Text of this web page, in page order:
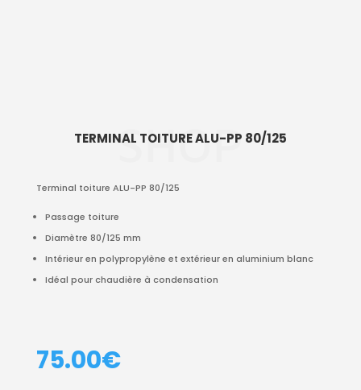
SHOP
TERMINAL TOITURE ALU-PP 80/125
Terminal toiture ALU-PP 80/125
Passage toiture
Diamètre 80/125 mm
Intérieur en polypropylène et extérieur en aluminium blanc
Idéal pour chaudière à condensation
75.00€